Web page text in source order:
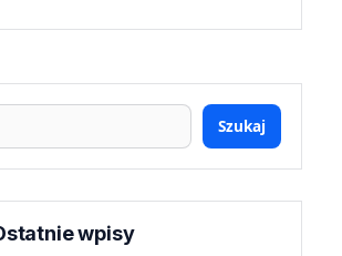
Szukaj
wpisy